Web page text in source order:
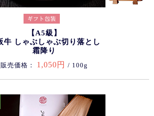
【A5級】
牛 しゃぶしゃぶ切り落とし
霜降り
販売価格： 1,050円 / 100g